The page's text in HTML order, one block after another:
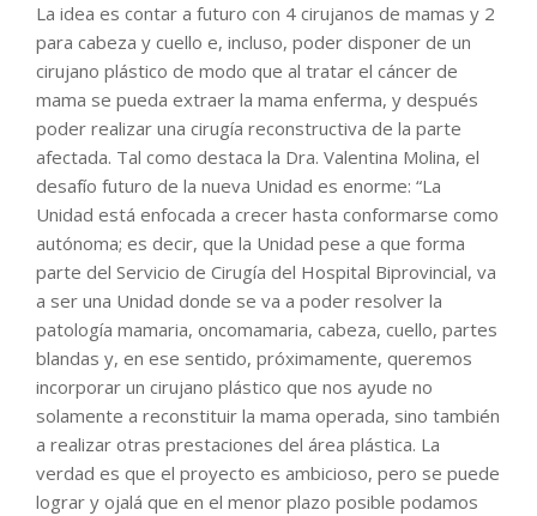
La idea es contar a futuro con 4 cirujanos de mamas y 2
para cabeza y cuello e, incluso, poder disponer de un
cirujano plástico de modo que al tratar el cáncer de
mama se pueda extraer la mama enferma, y después
poder realizar una cirugía reconstructiva de la parte
afectada. Tal como destaca la Dra. Valentina Molina, el
desafío futuro de la nueva Unidad es enorme: “La
Unidad está enfocada a crecer hasta conformarse como
autónoma; es decir, que la Unidad pese a que forma
parte del Servicio de Cirugía del Hospital Biprovincial, va
a ser una Unidad donde se va a poder resolver la
patología mamaria, oncomamaria, cabeza, cuello, partes
blandas y, en ese sentido, próximamente, queremos
incorporar un cirujano plástico que nos ayude no
solamente a reconstituir la mama operada, sino también
a realizar otras prestaciones del área plástica. La
verdad es que el proyecto es ambicioso, pero se puede
lograr y ojalá que en el menor plazo posible podamos